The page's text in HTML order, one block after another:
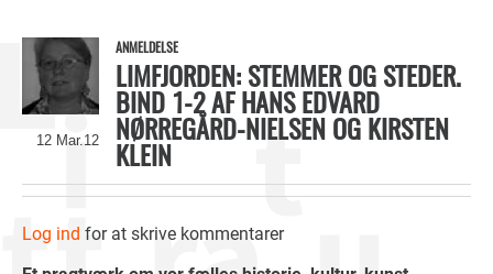
hovedindhold
Temaer
12 Mar.12
ANMELDELSE
LIMFJORDEN: STEMMER OG STEDER.
BIND 1-2 AF HANS EDVARD
NØRREGÅRD-NIELSEN OG KIRSTEN
KLEIN
Log ind for at skrive kommentarer